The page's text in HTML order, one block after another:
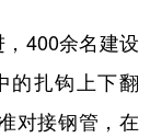
400余名建设
的扎钩上下翻
对接钢管，在